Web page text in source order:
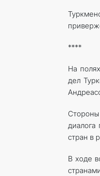
****
На
дел
диалога
стран в
В ходе